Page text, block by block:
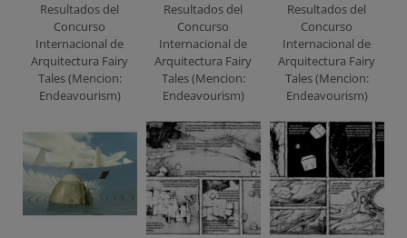
Resultados del
Concurso
Internacional de
Arquitectura Fairy
Tales (Mencion:
Endeavourism)
Resultados del
Concurso
Internacional de
Arquitectura Fairy
Tales (Mencion:
Endeavourism)
Resultados del
Concurso
Internacional de
Arquitectura Fairy
Tales (Mencion:
Endeavourism)